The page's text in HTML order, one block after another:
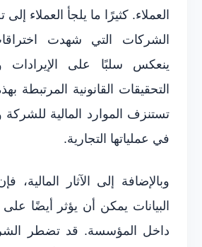
العملاء. كثيرًا ما يلجأ العملاء
الشركات التي شهدت
ينعكس سلبًا على الإيرادات
التحقيقات القانونية المرتبطة
تستنزف الموارد المالية للشركة
في عملياتها التجارية.
وبالإضافة إلى الآثار المالية،
البيانات يمكن أن يؤثر أيضًا على
داخل المؤسسة. قد تضطر